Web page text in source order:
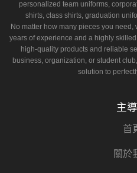
personalized team uniforms,
shirts, class shirts, graduation
No matter how many pieces you
years of experience and a highly
high-quality products and reliable
business, organization, or student
solution to
主
首
關於